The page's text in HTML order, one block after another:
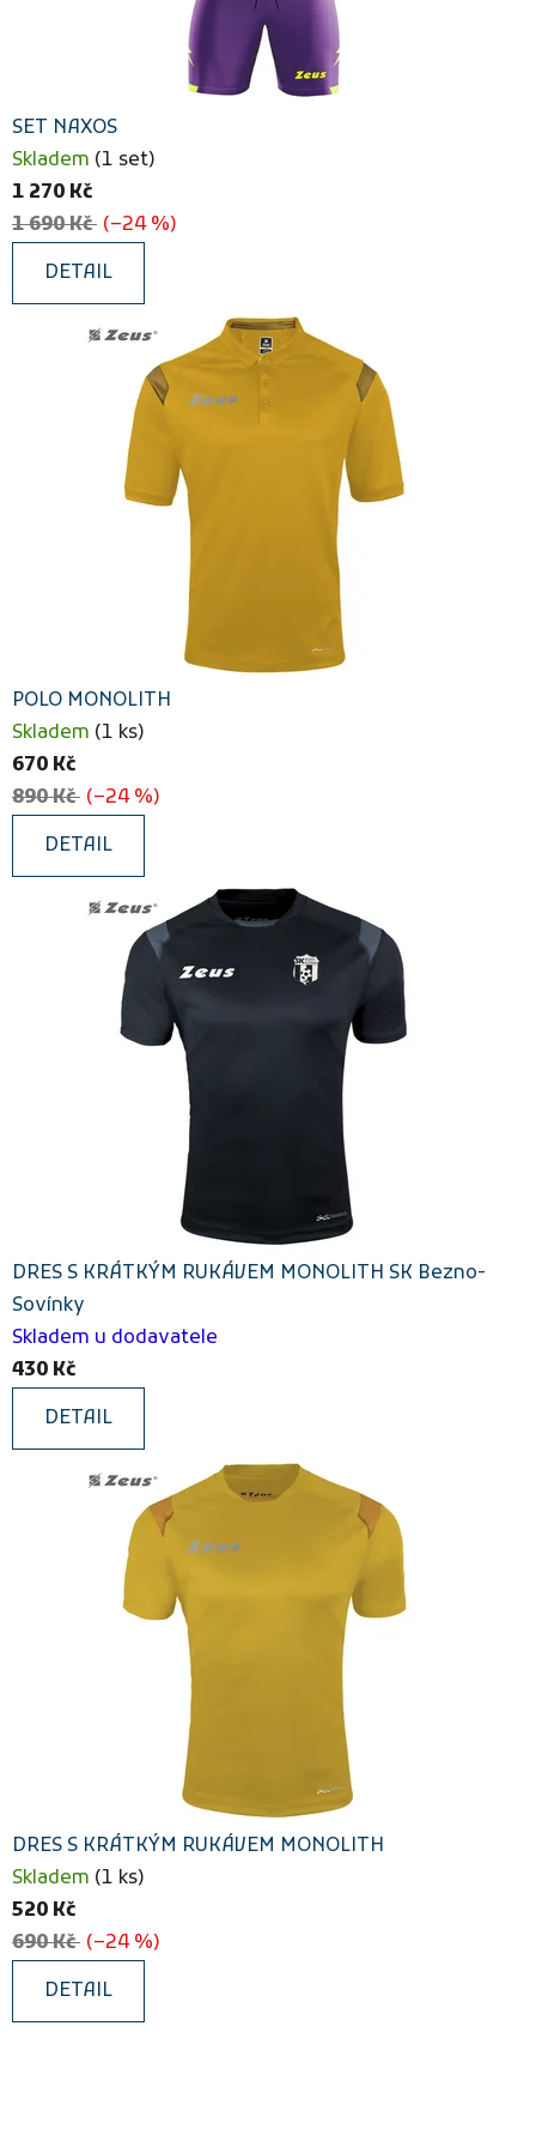
SET NAXOS
Skladem (1 set)
1 270 Kč
1 690 Kč (–24 %)
DETAIL
POLO MONOLITH
Skladem (1 ks)
670 Kč
890 Kč (–24 %)
DETAIL
DRES S KRÁTKÝM RUKÁVEM MONOLITH SK Bezno-
Sovínky
Skladem u dodavatele
430 Kč
DETAIL
DRES S KRÁTKÝM RUKÁVEM MONOLITH
Skladem (1 ks)
520 Kč
690 Kč (–24 %)
DETAIL